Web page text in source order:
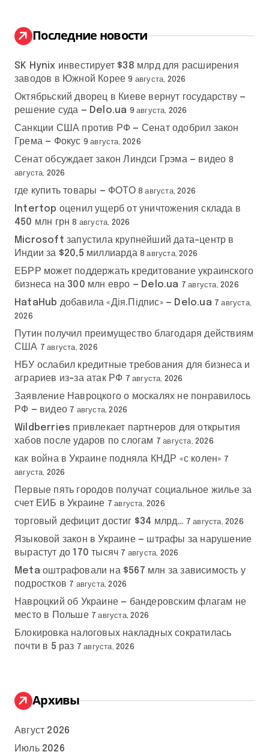
:
Последние новости
SK Hynix инвестирует $38 млрд для расширения
заводов в Южной Корее 9 августа, 2026
Октябрьский дворец в Киеве вернут государству —
решение суда — Delo.ua 9 августа, 2026
Санкции США против РФ — Сенат одобрил закон
Грема — Фокус 9 августа, 2026
Сенат обсуждает закон Линдси Грэма — видео 8
августа, 2026
где купить товары — ФОТО 8 августа, 2026
Intertop оценил ущерб от уничтожения склада в
450 млн грн 8 августа, 2026
Microsoft запустила крупнейший дата-центр в
Индии за $20,5 миллиарда 8 августа, 2026
ЕБРР может поддержать кредитование украинского
бизнеса на 300 млн евро — Delo.ua 7 августа, 2026
HataHub добавила «Дія.Підпис» — Delo.ua 7 августа,
2026
Путин получил преимущество благодаря действиям
США 7 августа, 2026
НБУ ослабил кредитные требования для бизнеса и
аграриев из-за атак РФ 7 августа, 2026
Заявление Навроцкого о москалях не понравилось
РФ — видео 7 августа, 2026
Wildberries привлекает партнеров для открытия
хабов после ударов по слогам 7 августа, 2026
как война в Украине подняла КНДР «с колен» 7
августа, 2026
Первые пять городов получат социальное жилье за
счет ЕИБ в Украине 7 августа, 2026
торговый дефицит достиг $34 млрд… 7 августа, 2026
Языковой закон в Украине — штрафы за нарушение
вырастут до 170 тысяч 7 августа, 2026
Meta оштрафовали на $567 млн за зависимость у
подростков 7 августа, 2026
Навроцкий об Украине — бандеровским флагам не
место в Польше 7 августа, 2026
Блокировка налоговых накладных сократилась
почти в 5 раз 7 августа, 2026
Архивы
Август 2026
Июль 2026